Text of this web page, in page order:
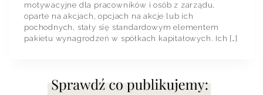
motywacyjne dla pracowników i osób z zarządu,
oparte na akcjach, opcjach na akcje lub ich
pochodnych, stały się standardowym elementem
pakietu wynagrodzeń w spółkach kapitałowych. Ich […]